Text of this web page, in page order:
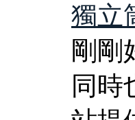
獨立
剛剛
同時